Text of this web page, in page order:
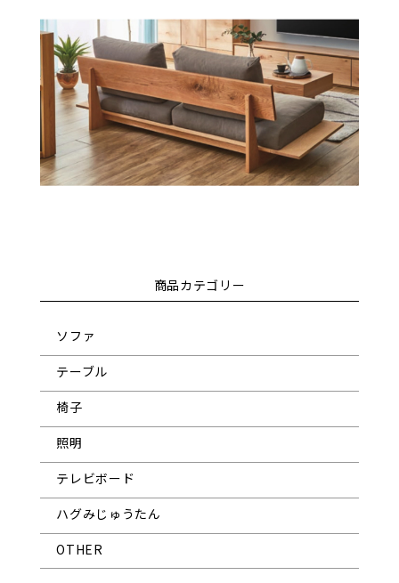
商品カテゴリー
ソファ
テーブル
椅子
照明
テレビボード
ハグみじゅうたん
OTHER